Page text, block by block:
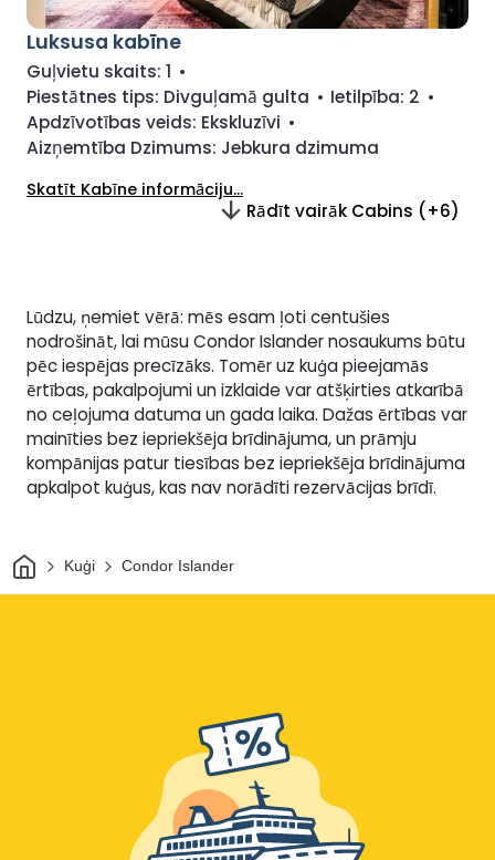
Luksusa kabīne
Guļvietu skaits: 1 •
Piestātnes tips: Divguļamā gulta • Ietilpība: 2 •
Apdzīvotības veids: Ekskluzīvi •
Aizņemtība Dzimums: Jebkura dzimuma
Skatīt Kabīne informāciju...
Rādīt vairāk Cabins (+6)
Lūdzu, ņemiet vērā: mēs esam ļoti centušies
nodrošināt, lai mūsu Condor Islander nosaukums būtu
pēc iespējas precīzāks. Tomēr uz kuģa pieejamās
ērtības, pakalpojumi un izklaide var atšķirties atkarībā
no ceļojuma datuma un gada laika. Dažas ērtības var
mainīties bez iepriekšēja brīdinājuma, un prāmju
kompānijas patur tiesības bez iepriekšēja brīdinājuma
apkalpot kuģus, kas nav norādīti rezervācijas brīdī.
Sākums
Kuģi Condor Islander